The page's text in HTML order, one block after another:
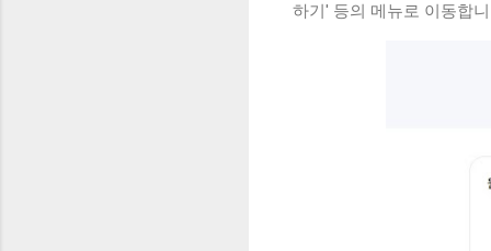
하기' 등의 메뉴로 이동합